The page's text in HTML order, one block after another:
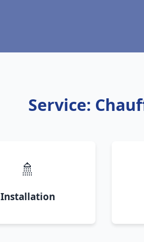
Service:
🚿
Installation